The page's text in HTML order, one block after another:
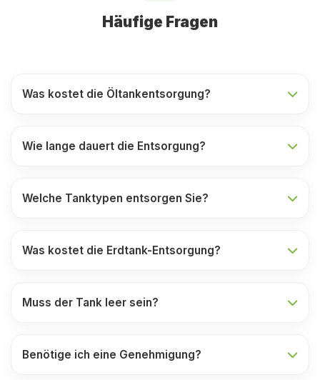
Häufige Fragen
Was kostet die Öltankentsorgung?
Wie lange dauert die Entsorgung?
Welche Tanktypen entsorgen Sie?
Was kostet die Erdtank-Entsorgung?
Muss der Tank leer sein?
Benötige ich eine Genehmigung?